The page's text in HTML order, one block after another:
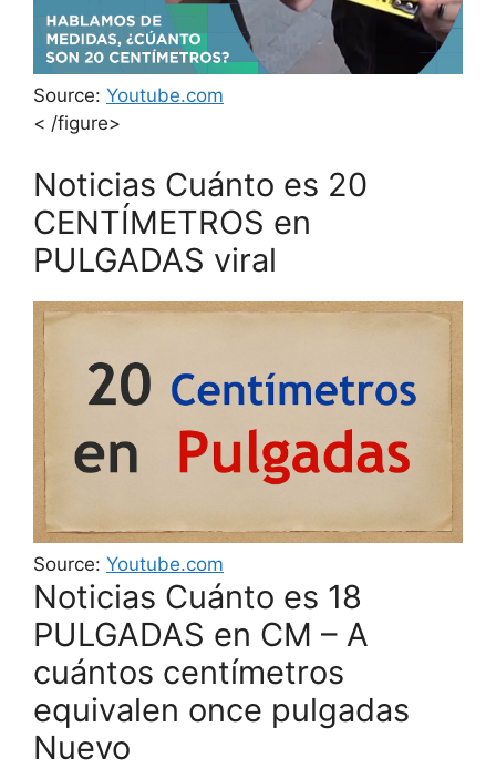
Source: Youtube.com
< /figure>
Noticias Cuánto es 20
CENTÍMETROS en
PULGADAS viral
Source: Youtube.com
Noticias Cuánto es 18
PULGADAS en CM – A
cuántos centímetros
equivalen once pulgadas
Nuevo